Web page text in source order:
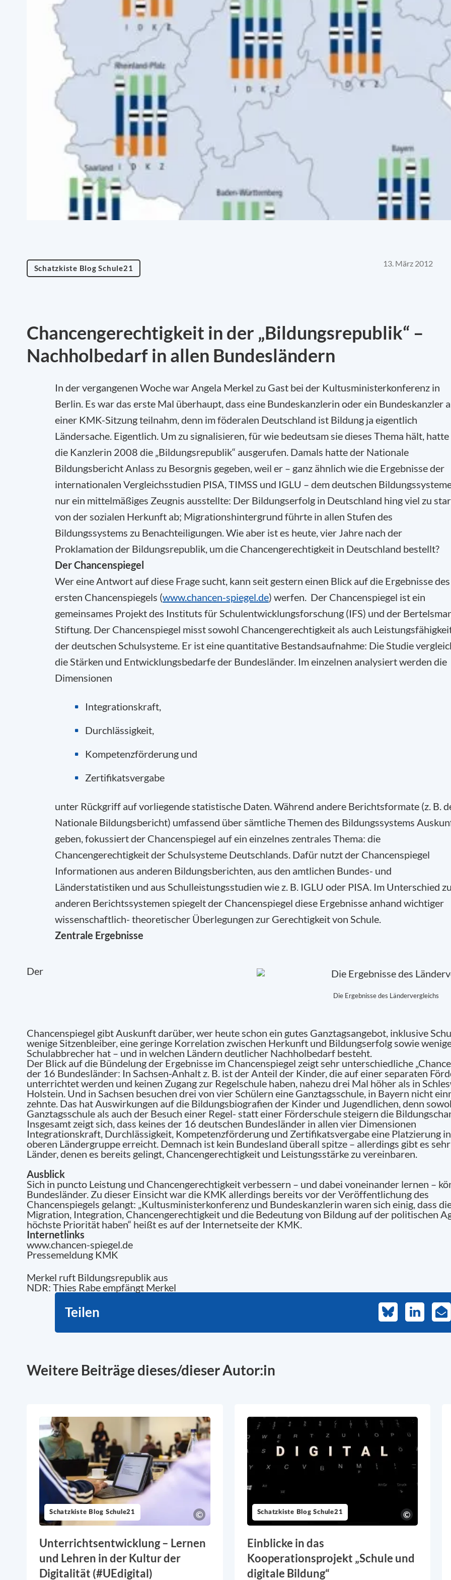
Schatzkiste Blog Schule21 13. März 2012
Chancengerechtigkeit in der „Bildungsrepublik“ –
Nachholbedarf in allen Bundesländern
In der vergangenen Woche war Angela Merkel zu Gast bei der Kultusministerkonferenz in
Berlin. Es war das erste Mal überhaupt, dass eine Bundeskanzlerin oder ein Bundeskanzler
einer KMK-Sitzung teilnahm, denn im föderalen Deutschland ist Bildung ja eigentlich
Ländersache. Eigentlich. Um zu signalisieren, für wie bedeutsam sie dieses Thema hält, hatte
die Kanzlerin 2008 die „Bildungsrepublik“ ausgerufen. Damals hatte der Nationale
Bildungsbericht Anlass zu Besorgnis gegeben, weil er – ganz ähnlich wie die Ergebnisse der
internationalen Vergleichsstudien PISA, TIMSS und IGLU – dem deutschen
nur ein mittelmäßiges Zeugnis ausstellte: Der Bildungserfolg in Deutschland hing viel zu
von der sozialen Herkunft ab; Migrationshintergrund führte in allen Stufen des
Bildungssystems zu Benachteiligungen. Wie aber ist es heute, vier Jahre nach der
Proklamation der Bildungsrepublik, um die Chancengerechtigkeit in Deutschland bestellt?
Der Chancenspiegel
Wer eine Antwort auf diese Frage sucht, kann seit gestern einen Blick auf die Ergebnisse des
ersten Chancenspiegels (www.chancen-spiegel.de) werfen. Der Chancenspiegel ist ein
gemeinsames Projekt des Instituts für Schulentwicklungsforschung (IFS) und der
Stiftung. Der Chancenspiegel misst sowohl Chancengerechtigkeit als auch
der deutschen Schulsysteme. Er ist eine quantitative Bestandsaufnahme: Die Studie
die Stärken und Entwicklungsbedarfe der Bundesländer. Im einzelnen analysiert werden die
Dimensionen
Integrationskraft,
Durchlässigkeit,
Kompetenzförderung und
Zertifikatsvergabe
unter Rückgriff auf vorliegende statistische Daten. Während andere Berichtsformate (z. B.
Nationale Bildungsbericht) umfassend über sämtliche Themen des Bildungssystems
geben, fokussiert der Chancenspiegel auf ein einzelnes zentrales Thema: die
Chancengerechtigkeit der Schulsysteme Deutschlands. Dafür nutzt der Chancenspiegel
Informationen aus anderen Bildungsberichten, aus den amtlichen Bundes- und
Länderstatistiken und aus Schulleistungsstudien wie z. B. IGLU oder PISA. Im Unterschied zu
anderen Berichtssystemen spiegelt der Chancenspiegel diese Ergebnisse anhand wichtiger
wissenschaftlich- theoretischer Überlegungen zur Gerechtigkeit von Schule.
Zentrale Ergebnisse
Die Ergebnisse des Ländervergleichs
Der
Chancenspiegel gibt Auskunft darüber, wer heute schon ein gutes Ganztagsangebot, inklusive
wenige Sitzenbleiber, eine geringe Korrelation zwischen Herkunft und Bildungserfolg sowie
Schulabbrecher hat – und in welchen Ländern deutlicher Nachholbedarf besteht.
Der Blick auf die Bündelung der Ergebnisse im Chancenspiegel zeigt sehr unterschiedliche
der 16 Bundesländer: In Sachsen-Anhalt z. B. ist der Anteil der Kinder, die auf einer separaten
unterrichtet werden und keinen Zugang zur Regelschule haben, nahezu drei Mal höher als in
Holstein. Und in Sachsen besuchen drei von vier Schülern eine Ganztagsschule, in Bayern nicht
zehnte. Das hat Auswirkungen auf die Bildungsbiografien der Kinder und Jugendlichen, denn
Ganztagsschule als auch der Besuch einer Regel- statt einer Förderschule steigern die
Insgesamt zeigt sich, dass keines der 16 deutschen Bundesländer in allen vier Dimensionen
Integrationskraft, Durchlässigkeit, Kompetenzförderung und Zertifikatsvergabe eine Platzierung
oberen Ländergruppe erreicht. Demnach ist kein Bundesland überall spitze – allerdings gibt es
Länder, denen es bereits gelingt, Chancengerechtigkeit und Leistungsstärke zu vereinbaren.
Ausblick
Sich in puncto Leistung und Chancengerechtigkeit verbessern – und dabei voneinander lernen –
Bundesländer. Zu dieser Einsicht war die KMK allerdings bereits vor der Veröffentlichung des
Chancenspiegels gelangt: „Kultusministerkonferenz und Bundeskanzlerin waren sich einig, dass
Migration, Integration, Chancengerechtigkeit und die Bedeutung von Bildung auf der politischen
höchste Priorität haben“ heißt es auf der Internetseite der KMK.
Internetlinks
www.chancen-spiegel.de
Pressemeldung KMK
Merkel ruft Bildungsrepublik aus
NDR: Thies Rabe empfängt Merkel
Teilen BlueskyLinkedIn
E-
Mail
Weitere Beiträge dieses/dieser Autor:in
Schatzkiste Blog Schule21
Unterrichtsentwicklung – Lernen
und Lehren in der Kultur der
Digitalität (#UEdigital)
Schatzkiste Blog Schule21
Einblicke in das
Kooperationsprojekt „Schule und
digitale Bildung“